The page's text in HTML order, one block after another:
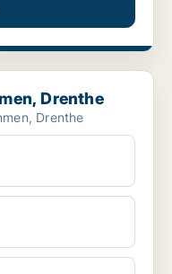
Drenthe
Drenthe